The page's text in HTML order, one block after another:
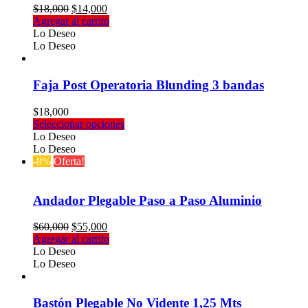
$18,000 El
precio
original
era:
$14,000El
precio
Agregar al carrito
Lo Deseo
Lo Deseo
Faja Post Operatoria Blunding 3 bandas
$18,000
Seleccionar opcionesEste
opciones
se
producto
Lo Deseo
Lo Deseo
-8% Oferta!
Andador Plegable Paso a Paso Aluminio
$60,000 El
precio
original
era:
$55,000El
precio
Agregar al carrito
Lo Deseo
Lo Deseo
Bastón Plegable No Vidente 1,25 Mts